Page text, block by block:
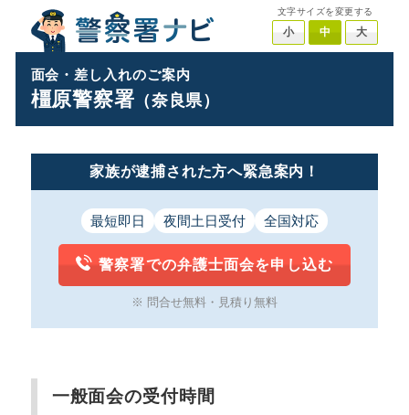
文字サイズを変更する
小 中 大
面会・差し入れのご案内
橿原警察署（奈良県）
家族が逮捕された方へ緊急案内！
最短即日 夜間土日受付 全国対応
警察署での弁護士面会を申し込む
※ 問合せ無料・見積り無料
一般面会の受付時間